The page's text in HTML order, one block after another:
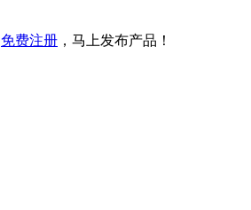
免费注册 ，马上发布产品！